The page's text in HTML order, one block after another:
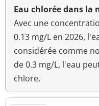
Eau chlorée dans la
Avec une
0.13 mg/L en 2026,
considérée comme
de 0.3 mg/L, l'eau
chlore.